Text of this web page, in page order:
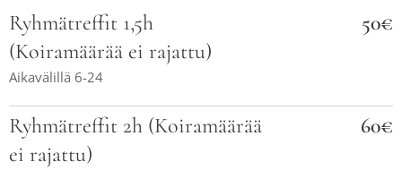
Ryhmätreffit 1,5h
(Koiramäärää ei rajattu)
Aikavälillä 6-24
50€
Ryhmätreffit 2h (Koiramäärää
ei rajattu)
60€